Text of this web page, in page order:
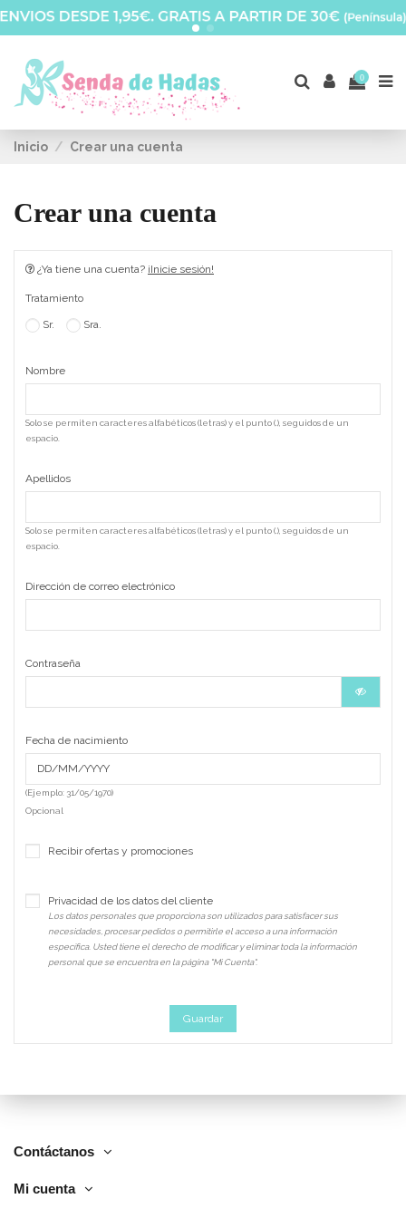
0
Inicio Crear una cuenta
Crear una cuenta
¿Ya tiene una cuenta? ¡Inicie sesión!
Tratamiento
Sr. Sra.
Nombre
Solo se permiten caracteres alfabéticos (letras) y el punto (.), seguidos de un
espacio.
Apellidos
Solo se permiten caracteres alfabéticos (letras) y el punto (.), seguidos de un
espacio.
Dirección de correo electrónico
Contraseña
Fecha de nacimiento
(Ejemplo: 31/05/1970)
Opcional
Recibir ofertas y promociones
Privacidad de los datos del cliente
Los datos personales que proporciona son utilizados para satisfacer sus
necesidades, procesar pedidos o permitirle el acceso a una información
específica. Usted tiene el derecho de modificar y eliminar toda la información
personal que se encuentra en la página "Mi Cuenta".
Guardar
Contáctanos
Mi cuenta